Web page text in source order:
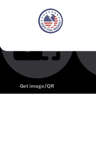
Get image/QR